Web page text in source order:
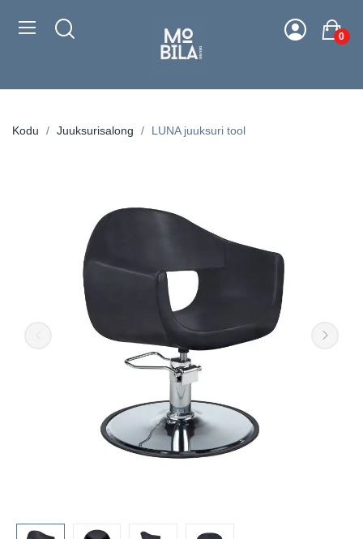
0
Kodu Juuksurisalong LUNA juuksuri tool